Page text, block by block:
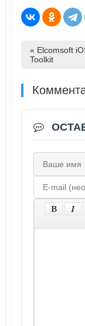
« Elcomsoft
Toolkit